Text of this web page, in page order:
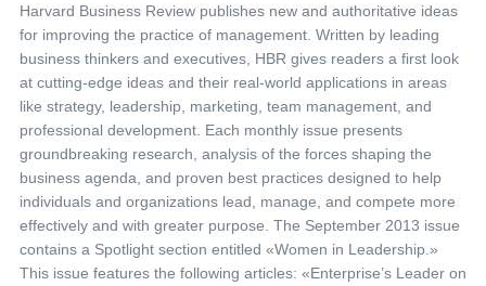
Harvard Business Review publishes new and authoritative ideas
for improving the practice of management. Written by leading
business thinkers and executives, HBR gives readers a first look
at cutting-edge ideas and their real-world applications in areas
like strategy, leadership, marketing, team management, and
professional development. Each monthly issue presents
groundbreaking research, analysis of the forces shaping the
business agenda, and proven best practices designed to help
individuals and organizations lead, manage, and compete more
effectively and with greater purpose. The September 2013 issue
contains a Spotlight section entitled «Women in Leadership.»
This issue features the following articles: «Enterprise’s Leader on